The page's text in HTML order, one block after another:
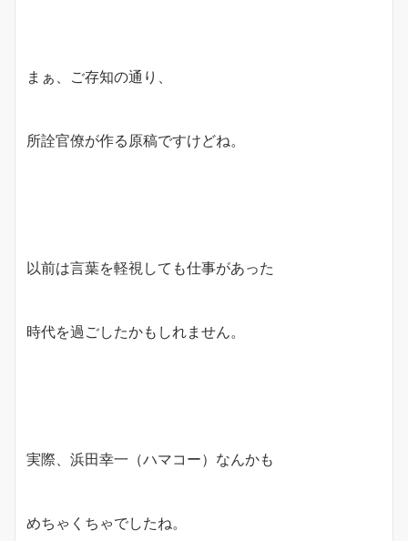
まぁ、ご存知の通り、
所詮官僚が作る原稿ですけどね。
以前は言葉を軽視しても仕事があった
時代を過ごしたかもしれません。
実際、浜田幸一（ハマコー）なんかも
めちゃくちゃでしたね。